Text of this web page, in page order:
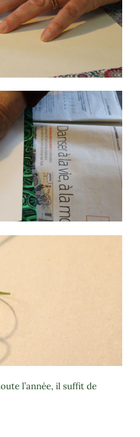
l’année, il suffit de